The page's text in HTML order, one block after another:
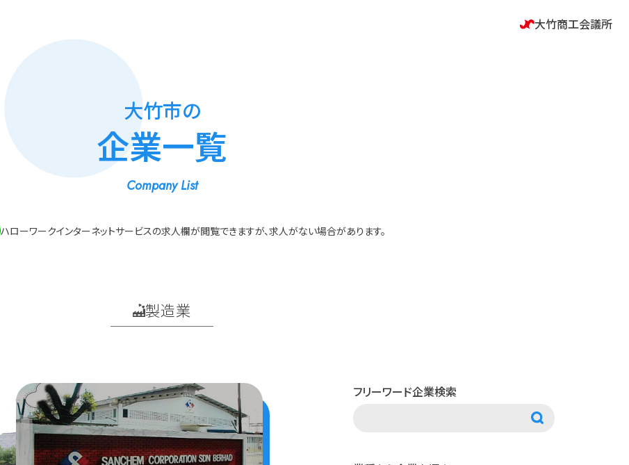
大竹商工会議所
大竹市の
企業一覧
Company List
ハローワークインターネットサービスの求人欄が閲覧できますが、求人がない場合があります。
製造業
フリーワード企業検索